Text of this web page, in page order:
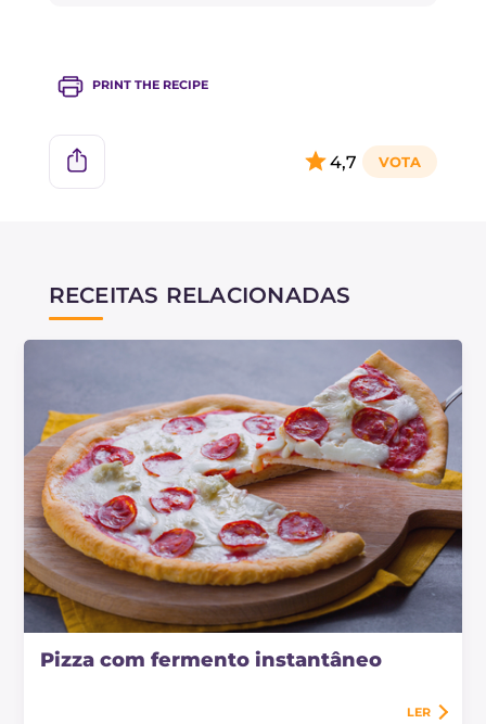
PRINT THE RECIPE
4,7
RECEITAS RELACIONADAS
Pizza com fermento instantâneo
LER